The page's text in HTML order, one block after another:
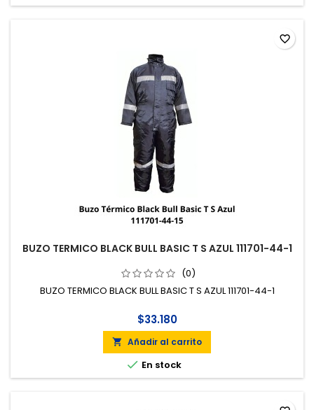
BUZO TERMICO BLACK BULL BASIC T S AZUL 111701-44-1
(0)
BUZO TERMICO BLACK BULL BASIC T S AZUL 111701-44-1
$33.180
 Añadir al carrito
 En stock
favorite_border